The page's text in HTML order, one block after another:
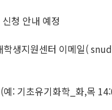
청 안내 예정
학생지원센터 이메일(
: 기초유기화학_화,목